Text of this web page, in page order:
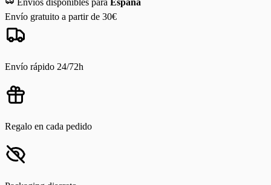
Envío gratuito a partir de 30€
Envío rápido 24/72h
Regalo en cada pedido